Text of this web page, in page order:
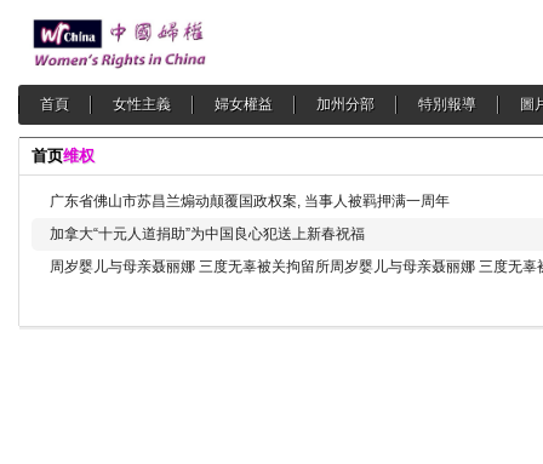
首頁 女性主義 婦女權益 加州分部 特別報導 圖
首页维权
广东省佛山市苏昌兰煽动颠覆国政权案, 当事人被羁押满一周年
加拿大“十元人道捐助”为中国良心犯送上新春祝福
周岁婴儿与母亲聂丽娜 三度无辜被关拘留所周岁婴儿与母亲聂丽娜 三度无辜被